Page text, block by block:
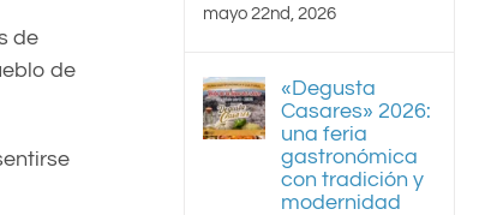
de
de
mayo 22nd, 2026
«Degusta
Casares» 2026:
una feria
gastronómica
con tradición y
modernidad